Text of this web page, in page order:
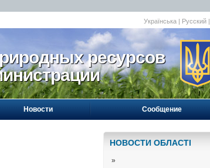
Українська | Русский |
ресурсов
Новости Сообщение
НОВОСТИ ОБЛАСТI
»